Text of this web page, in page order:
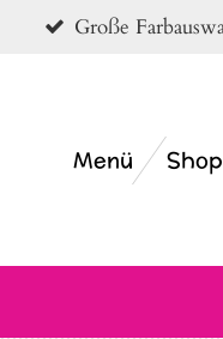
Große
Menü Shop